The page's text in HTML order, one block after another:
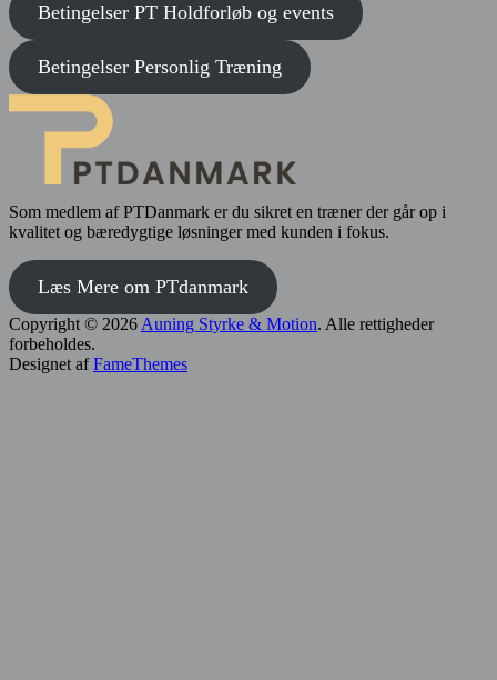
Betingelser PT Holdforløb og events
Betingelser Personlig Træning
Som medlem af PTDanmark er du sikret en træner der går op i
kvalitet og bæredygtige løsninger med kunden i fokus.
Læs Mere om PTdanmark
Copyright © 2026 Auning Styrke & Motion. Alle rettigheder
forbeholdes.
Designet afFameThemes